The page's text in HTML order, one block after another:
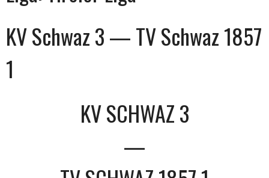
KV Schwaz 3 — TV Schwaz 1857
1
KV SCHWAZ 3
—